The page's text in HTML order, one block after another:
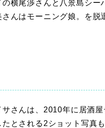
横尾渉さんと八景島シ
さんはモーニング娘。を
さんは、2010年に居酒
たとされる2ショット写真